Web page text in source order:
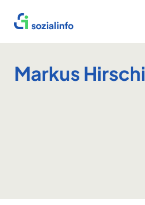
Sozialinfo
Markus Hirschi